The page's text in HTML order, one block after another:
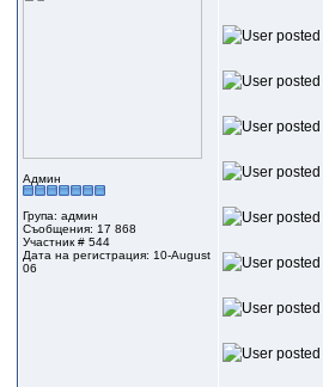
Админ
Група: админ
Съобщения: 17 868
Участник # 544
Дата на регистрация: 10-August
06